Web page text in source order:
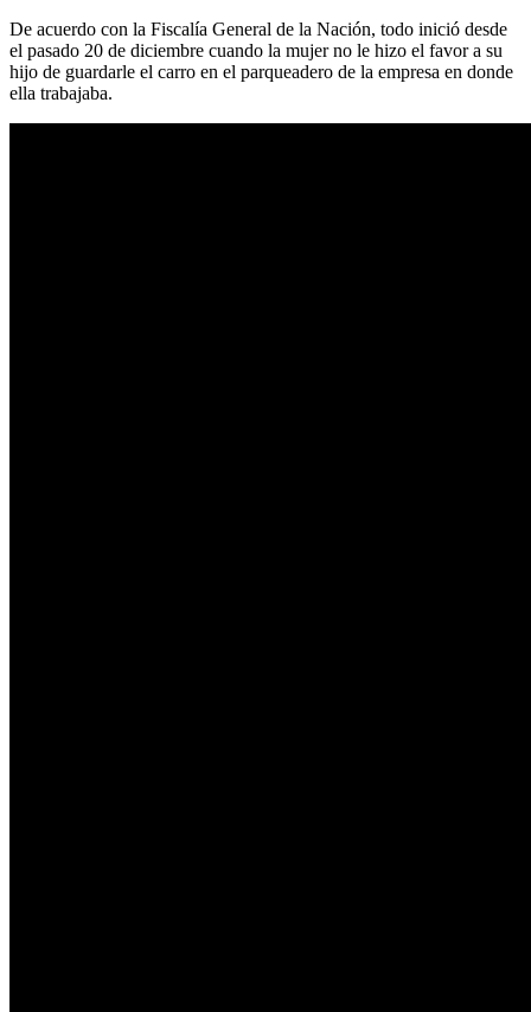
De acuerdo con la Fiscalía General de la Nación, todo inició desde
el pasado 20 de diciembre cuando la mujer no le hizo el favor a su
hijo de guardarle el carro en el parqueadero de la empresa en donde
ella trabajaba.